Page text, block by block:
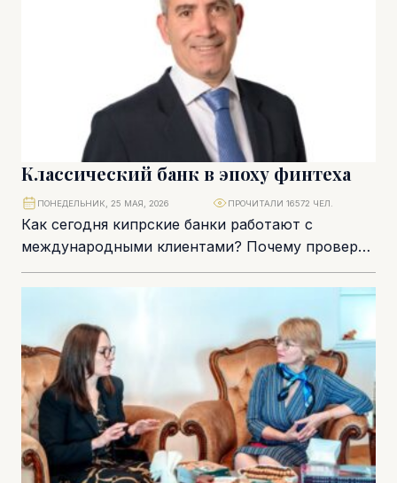
Классический банк в эпоху финтеха
Как сегодня кипрские банки работают с
международными клиентами? Почему проверка
бизнеса становится всё более глубокой, а роль
классического банка не...
ПОНЕДЕЛЬНИК, 25 МАЯ, 2026 ПРОЧИТАЛИ 16572 ЧЕЛ.